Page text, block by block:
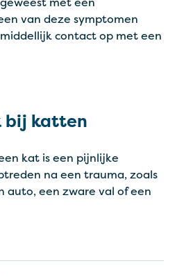
van deze symptomen
contact op met een
bij katten
kat is een pijnlijke
na een trauma, zoals
auto, een zware val of een